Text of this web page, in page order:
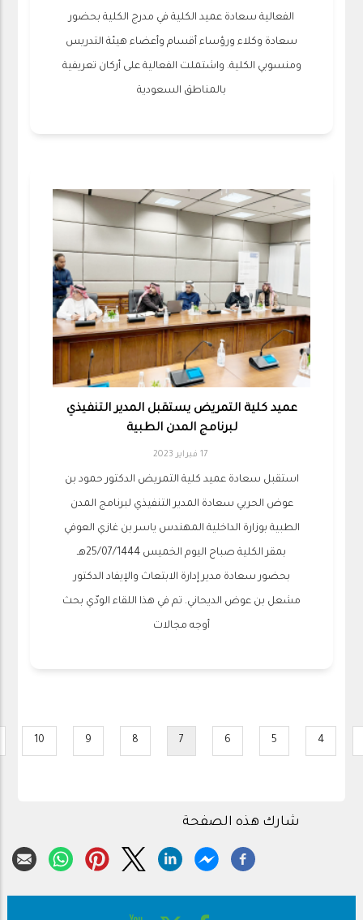
الفعالية سعادة عميد الكلية في مدرج الكلية بحضور
سعادة وكلاء ورؤساء أقسام وأعضاء هيئة التدريس
ومنسوبي الكلية. واشتملت الفعالية على أركان تعريفية
بالمناطق السعودية
عميد كلية التمريض يستقبل المدير التنفيذي
لبرنامج المدن الطبية
17 فبراير 2023
استقبل سعادة عميد كلية التمريض الدكتور حمود بن
عوض الحربي سعادة المدير التنفيذي لبرنامج المدن
الطبية بوزارة الداخلية المهندس ياسر بن غازي العوفي
بمقر الكلية صباح اليوم الخميس 25/07/1444هـ
بحضور سعادة مدير إدارة الابتعاث والإيفاد الدكتور
مشعل بن عوض الديحاني. تم في هذا اللقاء الودّي بحث
أوجه مجالات
Pagination
Page
4
Page
5
Page
6
Current7
Page
8
Page
9
Page
10
شارك هذه الصفحة